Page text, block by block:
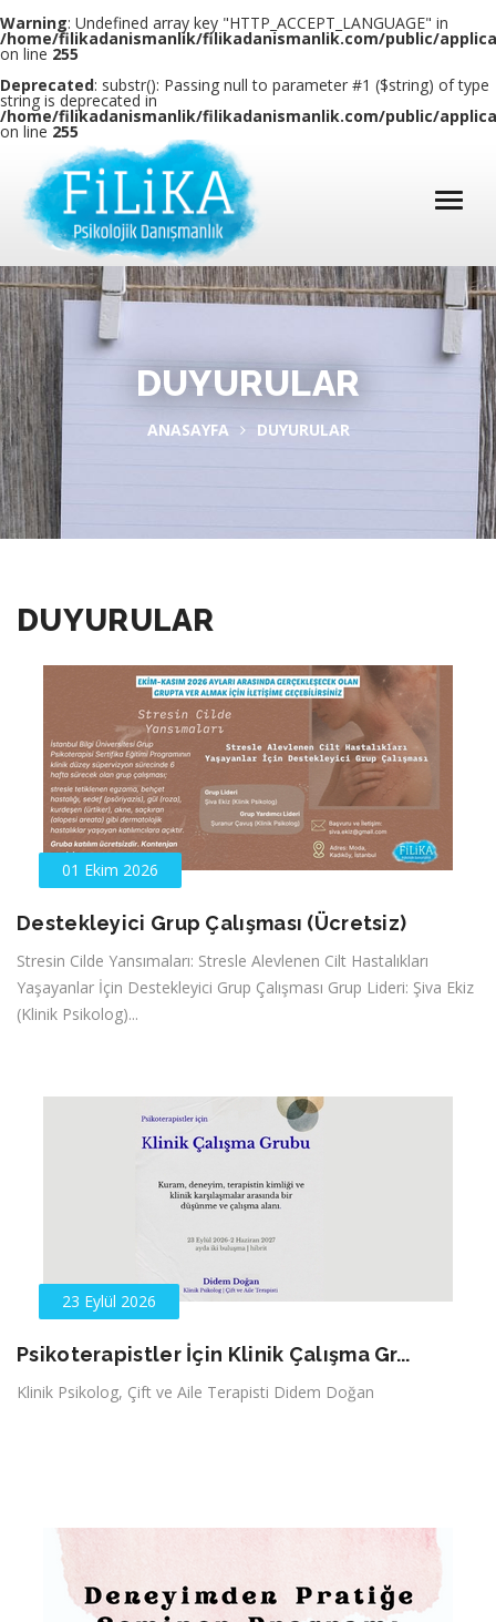
Warning: Undefined array key "HTTP_ACCEPT_LANGUAGE" in
/home/filikadanismanlik/filikadanismanlik.com/public/
on line 255
Deprecated: substr(): Passing null to parameter #1 ($string) of type
string is deprecated in
/home/filikadanismanlik/filikadanismanlik.com/public/
on line 255
DUYURULAR
ANASAYFA DUYURULAR
DUYURULAR
01 Ekim 2026
Destekleyici Grup Çalışması (Ücretsiz)
Stresin Cilde Yansımaları: Stresle Alevlenen Cilt Hastalıkları
Yaşayanlar İçin Destekleyici Grup Çalışması Grup Lideri: Şiva Ekiz
(Klinik Psikolog)...
23 Eylül 2026
Psikoterapistler İçin Klinik Çalışma Gr...
Klinik Psikolog, Çift ve Aile Terapisti Didem Doğan